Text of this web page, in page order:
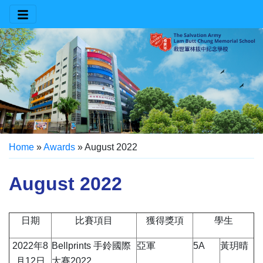
Home »Awards »August 2022
August 2022
日期 比賽項目 獲得獎項 學生
2022年8
月12日
Bellprints 手鈴國際
大賽2022
亞軍 5A 黃玥晴